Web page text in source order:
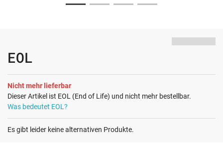
EOL
Nicht mehr lieferbar
Dieser Artikel ist EOL (End of Life) und nicht mehr bestellbar.
Was bedeutet EOL?
Es gibt leider keine alternativen Produkte.